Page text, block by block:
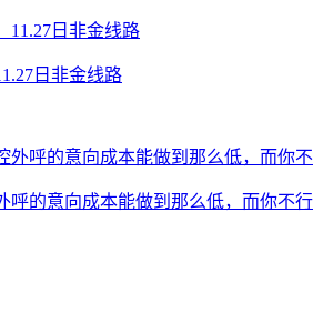
日非金线路
呼的意向成本能做到那么低，而你不